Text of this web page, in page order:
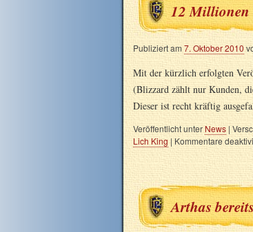
12 Millionen
Publiziert am7. Oktober 2010
Mit der kürzlich erfolgten
(Blizzard zählt nur Kunden,
Dieser ist recht kräftig
Veröffentlicht unterNews |
Lich King | Kommentare
Arthas